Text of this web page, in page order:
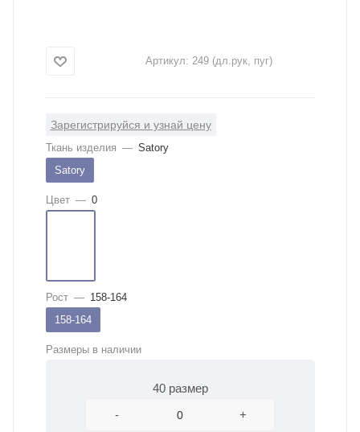
Артикул: 249 (дл.рук, пуг)
Зарегистрируйся и узнай цену
Ткань изделия — Satory
Satory
Цвет — 0
Рост — 158-164
158-164
Размеры в наличии
40 размер
-
+